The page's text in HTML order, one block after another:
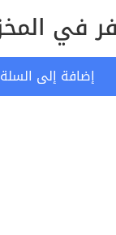
إضافة إلى السلة